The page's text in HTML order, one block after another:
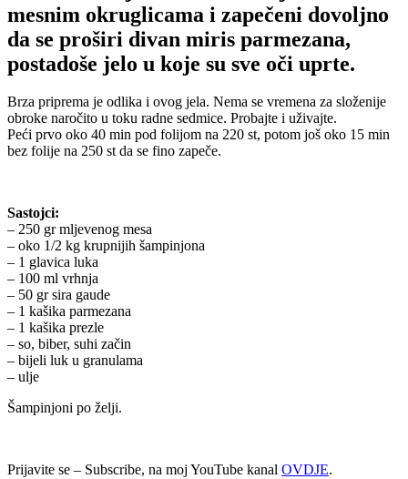
mesnim okruglicama i zapečeni dovoljno
da se proširi divan miris parmezana,
postadoše jelo u koje su sve oči uprte.
Brza priprema je odlika i ovog jela. Nema se vremena za složenije
obroke naročito u toku radne sedmice. Probajte i uživajte.
Peći prvo oko 40 min pod folijom na 220 st, potom još oko 15 min
bez folije na 250 st da se fino zapeče.
Sastojci:
– 250 gr mljevenog mesa
– oko 1/2 kg krupnijih šampinjona
– 1 glavica luka
– 100 ml vrhnja
– 50 gr sira gaude
– 1 kašika parmezana
– 1 kašika prezle
– so, biber, suhi začin
– bijeli luk u granulama
– ulje
Šampinjoni po želji.
Prijavite se – Subscribe, na moj YouTube kanal OVDJE.